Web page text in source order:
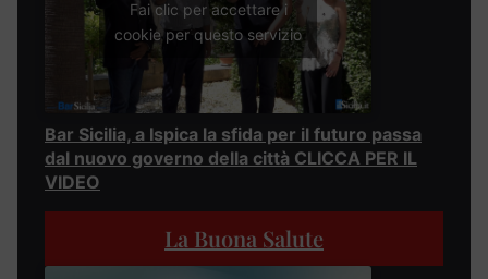
Fai clic per accettare i
cookie per questo servizio
Bar Sicilia, a Ispica la sfida per il futuro passa
dal nuovo governo della città CLICCA PER IL
VIDEO
La Buona Salute